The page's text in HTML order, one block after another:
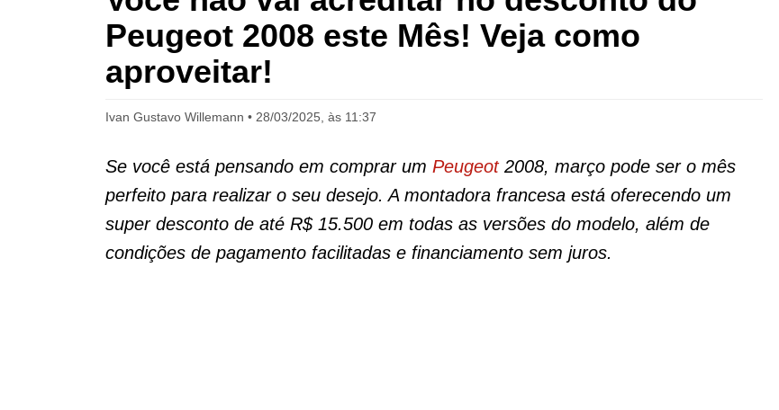
Peugeot 2008 este Mês! Veja como
aproveitar!
Ivan Gustavo Willemann 28/03/2025, às 11:37
Se você está pensando em comprar um Peugeot2008, março pode ser o mês
perfeito para realizar o seu desejo. A montadora francesa está oferecendo um
super desconto de até R$ 15.500 em todas as versões do modelo, além de
condições de pagamento facilitadas e financiamento sem juros.